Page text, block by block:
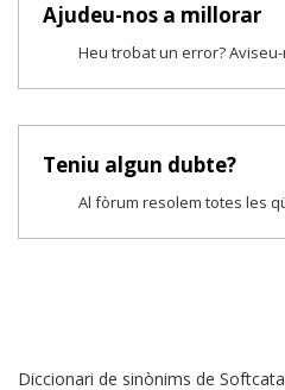
Ajudeu-nos a millorar
Heu trobat un error?
Teniu algun dubte?
Al fòrum resolem totes les
Diccionari de sinònims de